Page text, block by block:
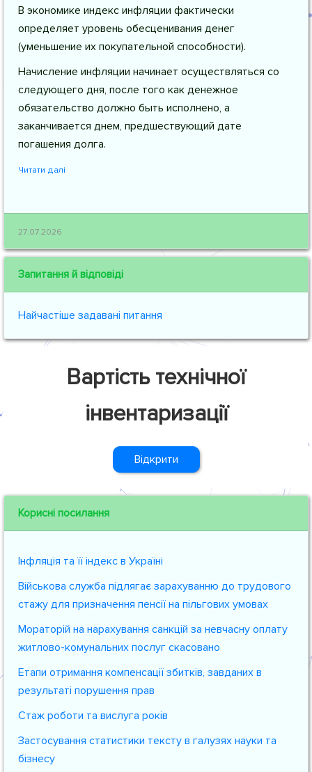
В экономике индекс инфляции фактически
определяет уровень обесценивания денег
(уменьшение их покупательной способности).
Начисление инфляции начинает осуществляться со
следующего дня, после того как денежное
обязательство должно быть исполнено, а
заканчивается днем, предшествующий дате
погашения долга.
Читати далі
27.07.2026
Запитання й відповіді
Найчастіше задавані питання
Вартість технічної
інвентаризації
Відкрити
Корисні посилання
Інфляція та її індекс в Україні
Військова служба підлягає зарахуванню до трудового
стажу для призначення пенсії на пільгових умовах
Мораторій на нарахування санкцій за невчасну оплату
житлово-комунальних послуг скасовано
Етапи отримання компенсації збитків, завданих в
результаті порушення прав
Стаж роботи та вислуга років
Застосування статистики тексту в галузях науки та
бізнесу